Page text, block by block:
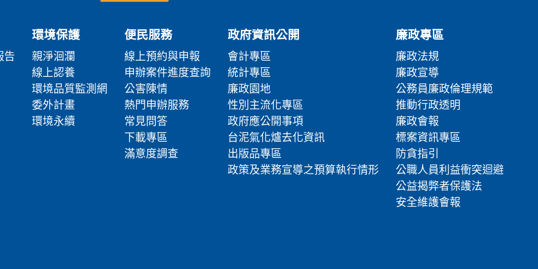
告
環境保護
親淨洄瀾
線上認養
環境品質監測網
委外計畫
環境永續
便民服務
線上預約與申報
申辦案件進度查詢
公害陳情
熱門申辦服務
常見問答
下載專區
滿意度調查
政府資訊公開
會計專區
統計專區
廉政園地
性別主流化專區
政府應公開事項
台泥氣化爐去化資訊
出版品專區
政策及業務宣導之預算執行情形
廉政專區
廉政法規
廉政宣導
公務員廉政倫理規範
推動行政透明
廉政會報
標案資訊專區
防貪指引
公職人員利益衝突迴避
公益揭弊者保護法
安全維護會報